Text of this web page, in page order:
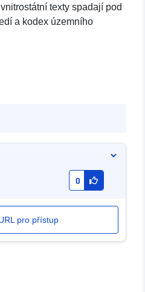
texty spadají pod
a kodex územního
0
pro přístup